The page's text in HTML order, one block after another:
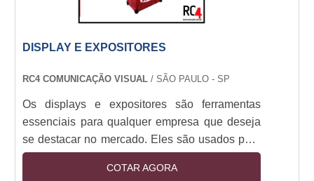
DISPLAY E EXPOSITORES
RC4 COMUNICAÇÃO VISUAL/ SÃO PAULO - SP
Os displays e expositores são ferramentas
essenciais para qualquer empresa que deseja
se destacar no mercado. Eles são usados para
exibir produtos e serviços de maneira atraente e
profissional, aumentando a visibilidade e o
COTAR AGORA